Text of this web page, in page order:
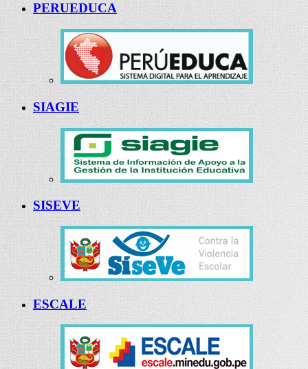
PERUEDUCA
SIAGIE
SISEVE
ESCALE